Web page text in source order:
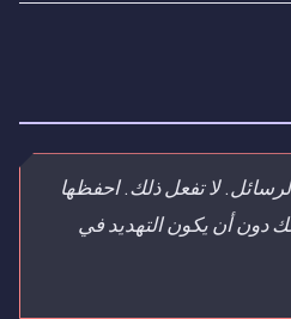
لا تفعل ذلك. احفظها
دون أن يكون التهديد في